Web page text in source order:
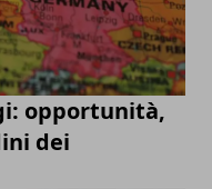
opportunità,
dei